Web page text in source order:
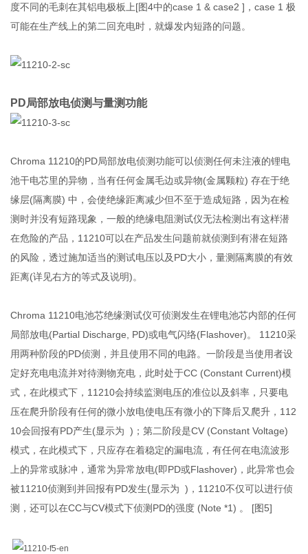
度不同的毛刺在其铝电极板上[图4中的case 1 & case2 ]，case 1 极
可能在生产线上的第二回充电时，就爆发内短路的问题。
PD局部放电侦测与量测功能
Chroma 11210的PD局部放电侦测功能可以侦测任何未注液的锂电
池干电芯里的异物，当有任何金属毛边或异物(金属颗粒) 存在于绝
缘层(隔离膜) 中，会使绝缘距离减少但不至于造成短路，因为在检
测时并没有短路现象，一般的绝缘电阻测试仪无法检测出有这样潜
在危险的产品，11210可以在产品发生问题前就侦测到有潜在短路
的风险，透过施加适当的测试电压以及PD大小，量测隔离膜的有效
距离(详见右方的等式及说明)。
Chroma 11210电池芯绝缘测试仪可侦测发生在锂电池芯内部的任何
局部放电(Partial Discharge, PD)或电气闪络(Flashover)。 11210采
用两种阶段的PD侦测，并且使用不同的电路。一阶段是当使用者设
定好充电电流并对待测物充电，此时处于CC (Constant Current)模
式，在此模式下，11210会持续监测电压的准位以及斜率，只要电
压在爬升阶段有任何的微小放电使电压有微小的下降后又爬升，112
10会回报有PD产生(显示为 )；第二阶段是CV (Constant Voltage)
模式，在此模式下，只应存在着稳定的漏电流，有任何在电流波形
上的异常或脉冲，通常为异常放电(即PD或Flashover)，此异常也会
被11210侦测到并回报有PD发生(显示为 )，11210不仅可以进行侦
测，还可以在CC与CV模式下侦测PD的强度 (Note *1) 。 [图5]